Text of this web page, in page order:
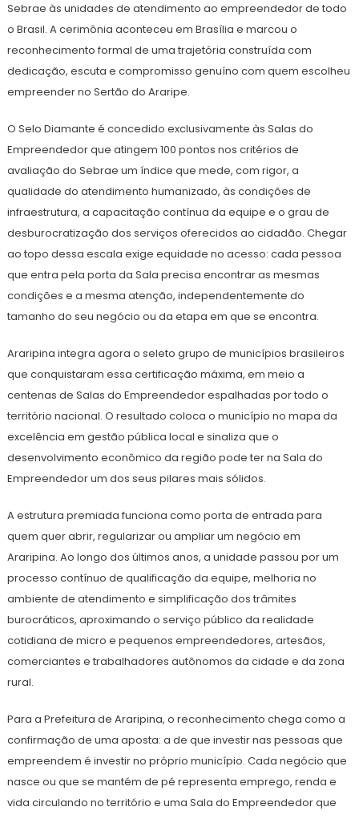
Sebrae às unidades de atendimento ao empreendedor de todo
o Brasil. A cerimônia aconteceu em Brasília e marcou o
reconhecimento formal de uma trajetória construída com
dedicação, escuta e compromisso genuíno com quem escolheu
empreender no Sertão do Araripe.
O Selo Diamante é concedido exclusivamente às Salas do
Empreendedor que atingem 100 pontos nos critérios de
avaliação do Sebrae um índice que mede, com rigor, a
qualidade do atendimento humanizado, às condições de
infraestrutura, a capacitação contínua da equipe e o grau de
desburocratização dos serviços oferecidos ao cidadão. Chegar
ao topo dessa escala exige equidade no acesso: cada pessoa
que entra pela porta da Sala precisa encontrar as mesmas
condições e a mesma atenção, independentemente do
tamanho do seu negócio ou da etapa em que se encontra.
Araripina integra agora o seleto grupo de municípios brasileiros
que conquistaram essa certificação máxima, em meio a
centenas de Salas do Empreendedor espalhadas por todo o
território nacional. O resultado coloca o município no mapa da
excelência em gestão pública local e sinaliza que o
desenvolvimento econômico da região pode ter na Sala do
Empreendedor um dos seus pilares mais sólidos.
A estrutura premiada funciona como porta de entrada para
quem quer abrir, regularizar ou ampliar um negócio em
Araripina. Ao longo dos últimos anos, a unidade passou por um
processo contínuo de qualificação da equipe, melhoria no
ambiente de atendimento e simplificação dos trâmites
burocráticos, aproximando o serviço público da realidade
cotidiana de micro e pequenos empreendedores, artesãos,
comerciantes e trabalhadores autônomos da cidade e da zona
rural.
Para a Prefeitura de Araripina, o reconhecimento chega como a
confirmação de uma aposta: a de que investir nas pessoas que
empreendem é investir no próprio município. Cada negócio que
nasce ou que se mantém de pé representa emprego, renda e
vida circulando no território e uma Sala do Empreendedor que